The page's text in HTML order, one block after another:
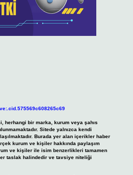
herhangi bir marka, kurum veya şahıs
Sitede yalnızca kendi
Burada yer alan içerikler haber
kurum ve kişiler hakkında paylaşım
ve kişiler ile isim benzerlikleri tamamen
taslak halindedir ve tavsiye niteliği